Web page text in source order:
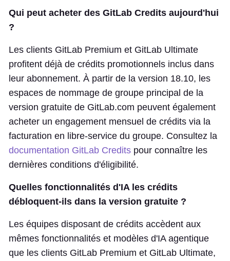
Qui peut acheter des GitLab Credits aujourd'hui
?
Les clients GitLab Premium et GitLab Ultimate
profitent déjà de crédits promotionnels inclus dans
leur abonnement. À partir de la version 18.10, les
espaces de nommage de groupe principal de la
version gratuite de GitLab.com peuvent également
acheter un engagement mensuel de crédits via la
facturation en libre-service du groupe. Consultez la
documentation GitLab Credits pour connaître les
dernières conditions d'éligibilité.
Quelles fonctionnalités d'IA les crédits
débloquent-ils dans la version gratuite ?
Les équipes disposant de crédits accèdent aux
mêmes fonctionnalités et modèles d'IA agentique
que les clients GitLab Premium et GitLab Ultimate,